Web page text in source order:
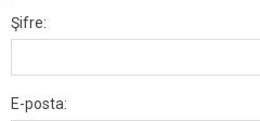
Şifre:
E-posta: